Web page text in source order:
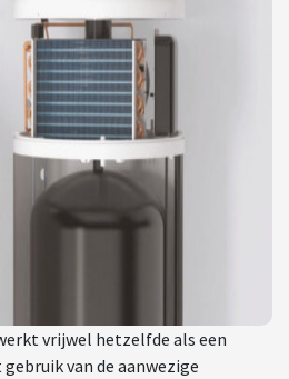
vrijwel hetzelfde als een
van de aanwezige